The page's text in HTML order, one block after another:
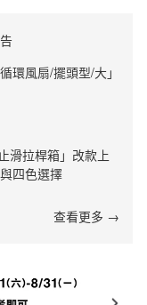
環風扇/擺頭型/大」
滑拉桿箱」改款上
四色選擇
查看更多 →